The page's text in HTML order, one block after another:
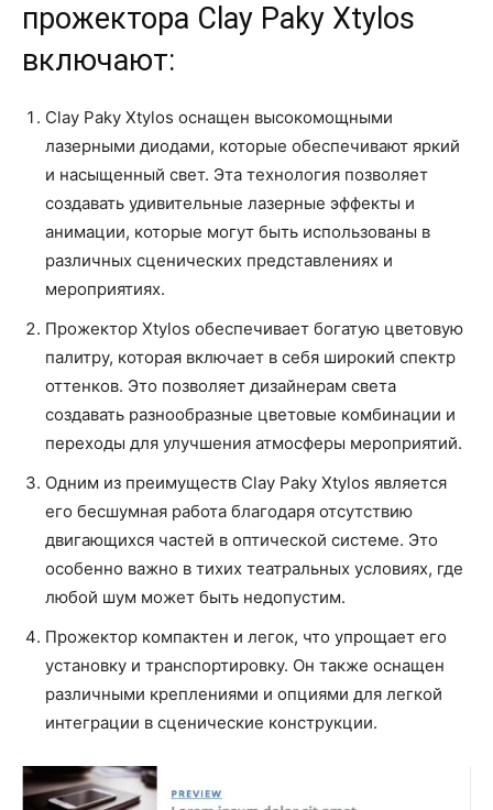
прожектора Clay Paky Xtylos
включают:
Clay Paky Xtylos оснащен высокомощными
лазерными диодами, которые обеспечивают яркий
и насыщенный свет. Эта технология позволяет
создавать удивительные лазерные эффекты и
анимации, которые могут быть использованы в
различных сценических представлениях и
мероприятиях.
Прожектор Xtylos обеспечивает богатую цветовую
палитру, которая включает в себя широкий спектр
оттенков. Это позволяет дизайнерам света
создавать разнообразные цветовые комбинации и
переходы для улучшения атмосферы мероприятий.
Одним из преимуществ Clay Paky Xtylos является
его бесшумная работа благодаря отсутствию
двигающихся частей в оптической системе. Это
особенно важно в тихих театральных условиях, где
любой шум может быть недопустим.
Прожектор компактен и легок, что упрощает его
установку и транспортировку. Он также оснащен
различными креплениями и опциями для легкой
интеграции в сценические конструкции.